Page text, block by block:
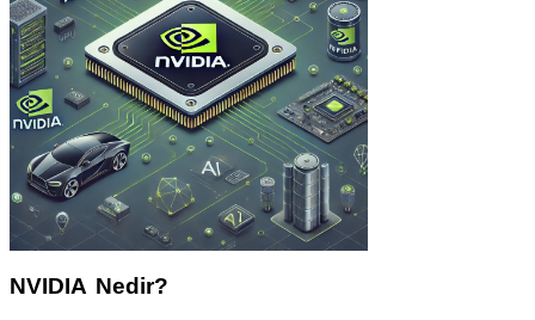
NVIDIA Nedir?